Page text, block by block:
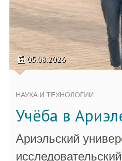
05.08.2026
НАУКА И ТЕХНОЛОГИИ
Учёба в
Ариэльский